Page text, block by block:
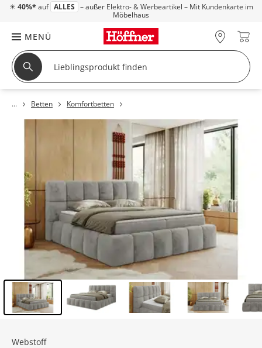
☀ 40%* auf ALLES – außer Elektro- & Werbeartikel – Mit Kundenkarte im
Möbelhaus
MENÜ
Betten Komfortbetten
Webstoff